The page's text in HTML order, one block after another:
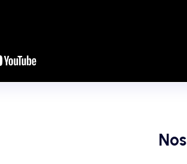
Nos